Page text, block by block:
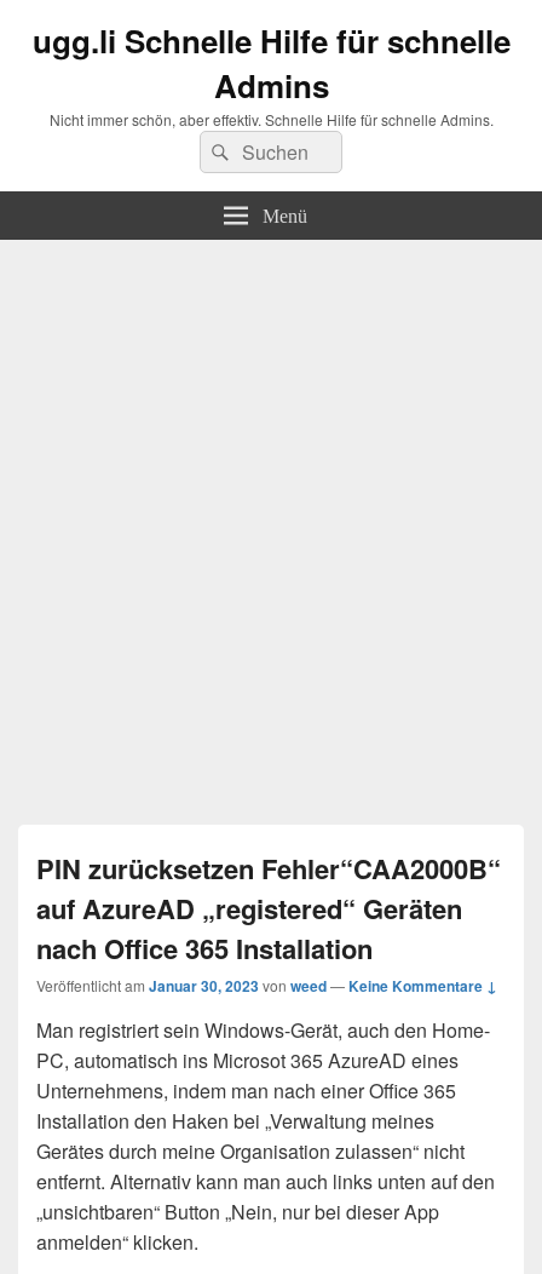
ugg.li Schnelle Hilfe für schnelle
Admins
Nicht immer schön, aber effektiv. Schnelle Hilfe für schnelle Admins.
Suchen
nach:
Suchen
Menü
PIN zurücksetzen Fehler“CAA2000B“
auf AzureAD „registered“ Geräten
nach Office 365 Installation
Veröffentlicht am Januar 30, 2023von weed—Keine Kommentare ↓
Man registriert sein Windows-Gerät, auch den Home-
PC, automatisch ins Microsot 365 AzureAD eines
Unternehmens, indem man nach einer Office 365
Installation den Haken bei „Verwaltung meines
Gerätes durch meine Organisation zulassen“ nicht
entfernt. Alternativ kann man auch links unten auf den
„unsichtbaren“ Button „Nein, nur bei dieser App
anmelden“ klicken.